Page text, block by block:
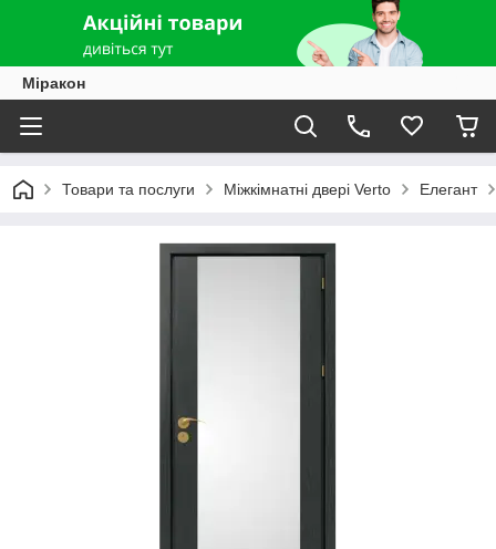
Міракон
Товари та послуги Міжкімнатні двері Verto Елегант